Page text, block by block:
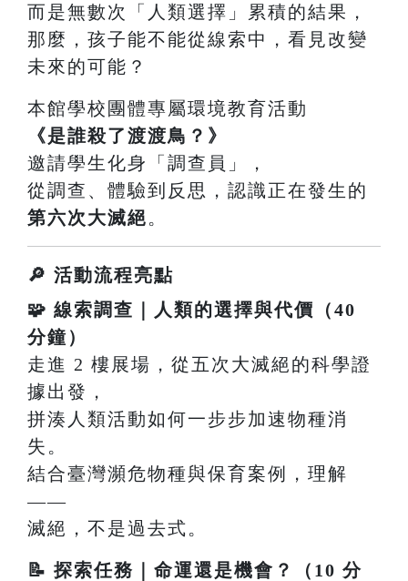
而是無數次「人類選擇」累積的結果，
那麼，孩子能不能從線索中，看見改變
未來的可能？
本館學校團體專屬環境教育活動
《是誰殺了渡渡鳥？》
邀請學生化身「調查員」，
從調查、體驗到反思，認識正在發生的
第六次大滅絕。
🔎 活動流程亮點
🧩 線索調查｜人類的選擇與代價（40
分鐘）
走進 2 樓展場，從五次大滅絕的科學證
據出發，
拼湊人類活動如何一步步加速物種消
失。
結合臺灣瀕危物種與保育案例，理解
——
滅絕，不是過去式。
📝 探索任務｜命運還是機會？（10 分